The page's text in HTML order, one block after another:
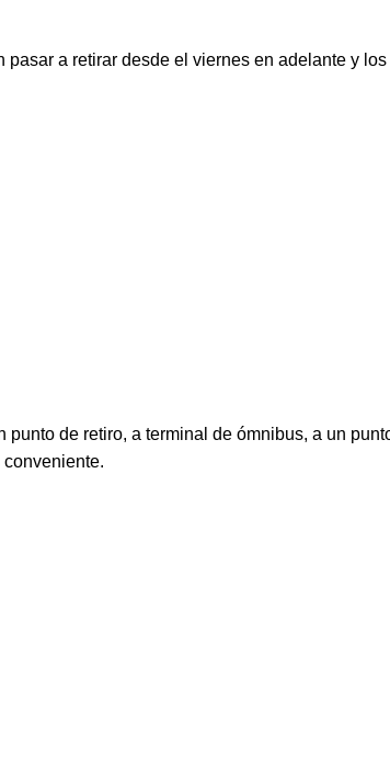
a retirar desde el viernes en adelante y
de retiro, a terminal de ómnibus, a un